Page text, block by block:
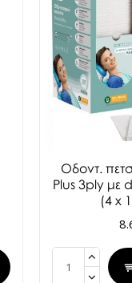
Oδοντ.
Plus 3ply με
(4 x